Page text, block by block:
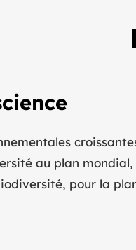
au plan mondial,
pour la